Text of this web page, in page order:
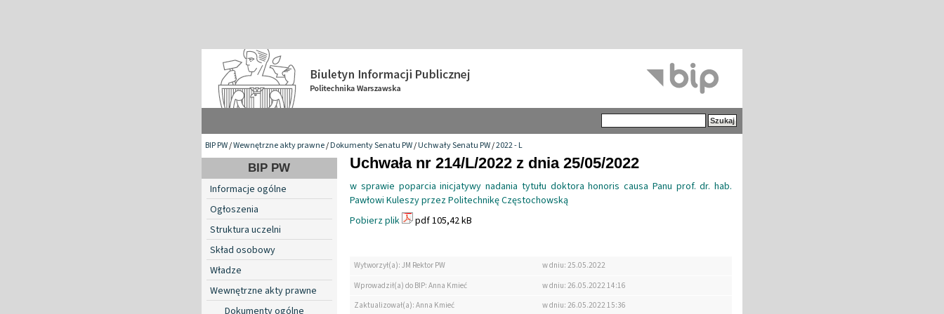
BIP PW/Wewnętrzne akty prawne/Dokumenty Senatu PW/Uchwały Senatu PW/2022 - L
BIP PW
Informacje ogólne
Ogłoszenia
Struktura uczelni
Skład osobowy
Władze
Wewnętrzne akty prawne
Dokumenty ogólne
Uchwała nr 214/L/2022 z dnia 25/05/2022
w sprawie poparcia inicjatywy nadania tytułu doktora honoris causa Panu prof. dr. hab.
Pawłowi Kuleszy przez Politechnikę Częstochowską
Pobierz plik
pdf 105,42 kB
Wytworzył(a): JM Rektor PW
w dniu: 25.05.2022
Wprowadził(a) do BIP: Anna Kmieć
w dniu: 26.05.2022 14:16
Zaktualizował(a): Anna Kmieć
w dniu: 26.05.2022 15:36